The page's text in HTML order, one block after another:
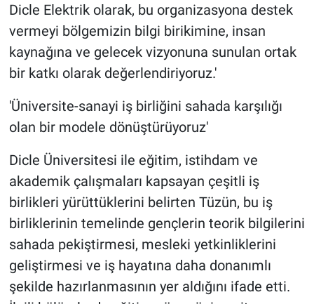
Dicle Elektrik olarak, bu organizasyona destek
vermeyi bölgemizin bilgi birikimine, insan
kaynağına ve gelecek vizyonuna sunulan ortak
bir katkı olarak değerlendiriyoruz.'
'Üniversite-sanayi iş birliğini sahada karşılığı
olan bir modele dönüştürüyoruz'
Dicle Üniversitesi ile eğitim, istihdam ve
akademik çalışmaları kapsayan çeşitli iş
birlikleri yürüttüklerini belirten Tüzün, bu iş
birliklerinin temelinde gençlerin teorik bilgilerini
sahada pekiştirmesi, mesleki yetkinliklerini
geliştirmesi ve iş hayatına daha donanımlı
şekilde hazırlanmasının yer aldığını ifade etti.